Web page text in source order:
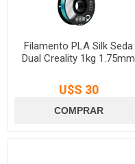
Filamento PLA Silk Seda
Dual Creality 1kg 1.75mm
U$S 30